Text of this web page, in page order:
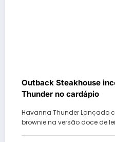
Outback Steakhouse
Thunder no cardápio
Havanna Thunder Lançado
brownie na versão doce de